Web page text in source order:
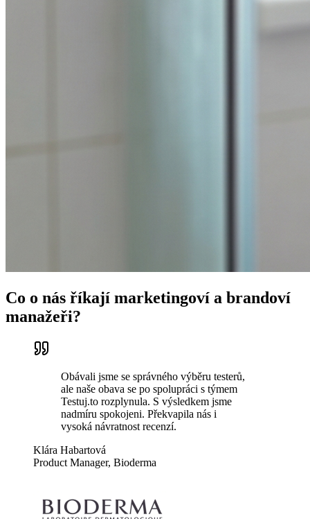
Co o nás říkají marketingoví a brandoví
manažeři?
Obávali jsme se správného výběru testerů,
ale naše obava se po spolupráci s týmem
Testuj.to rozplynula. S výsledkem jsme
nadmíru spokojeni. Překvapila nás i
vysoká návratnost recenzí.
Klára Habartová
Product Manager, Bioderma